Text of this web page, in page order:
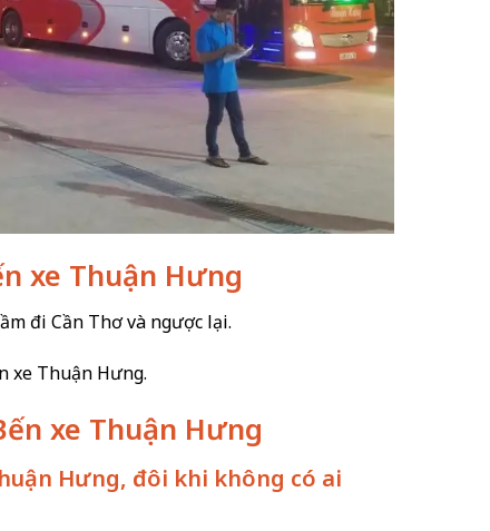
xe Thuận Hưng
đi Cần Thơ và ngược lại.
xe Thuận Hưng.
xe Thuận Hưng
Hưng, đôi khi không có ai